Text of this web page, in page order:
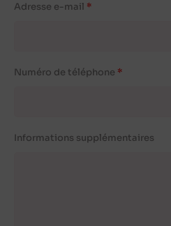
Adresse e-mail
Numéro de téléphone
Informations supplémentaires